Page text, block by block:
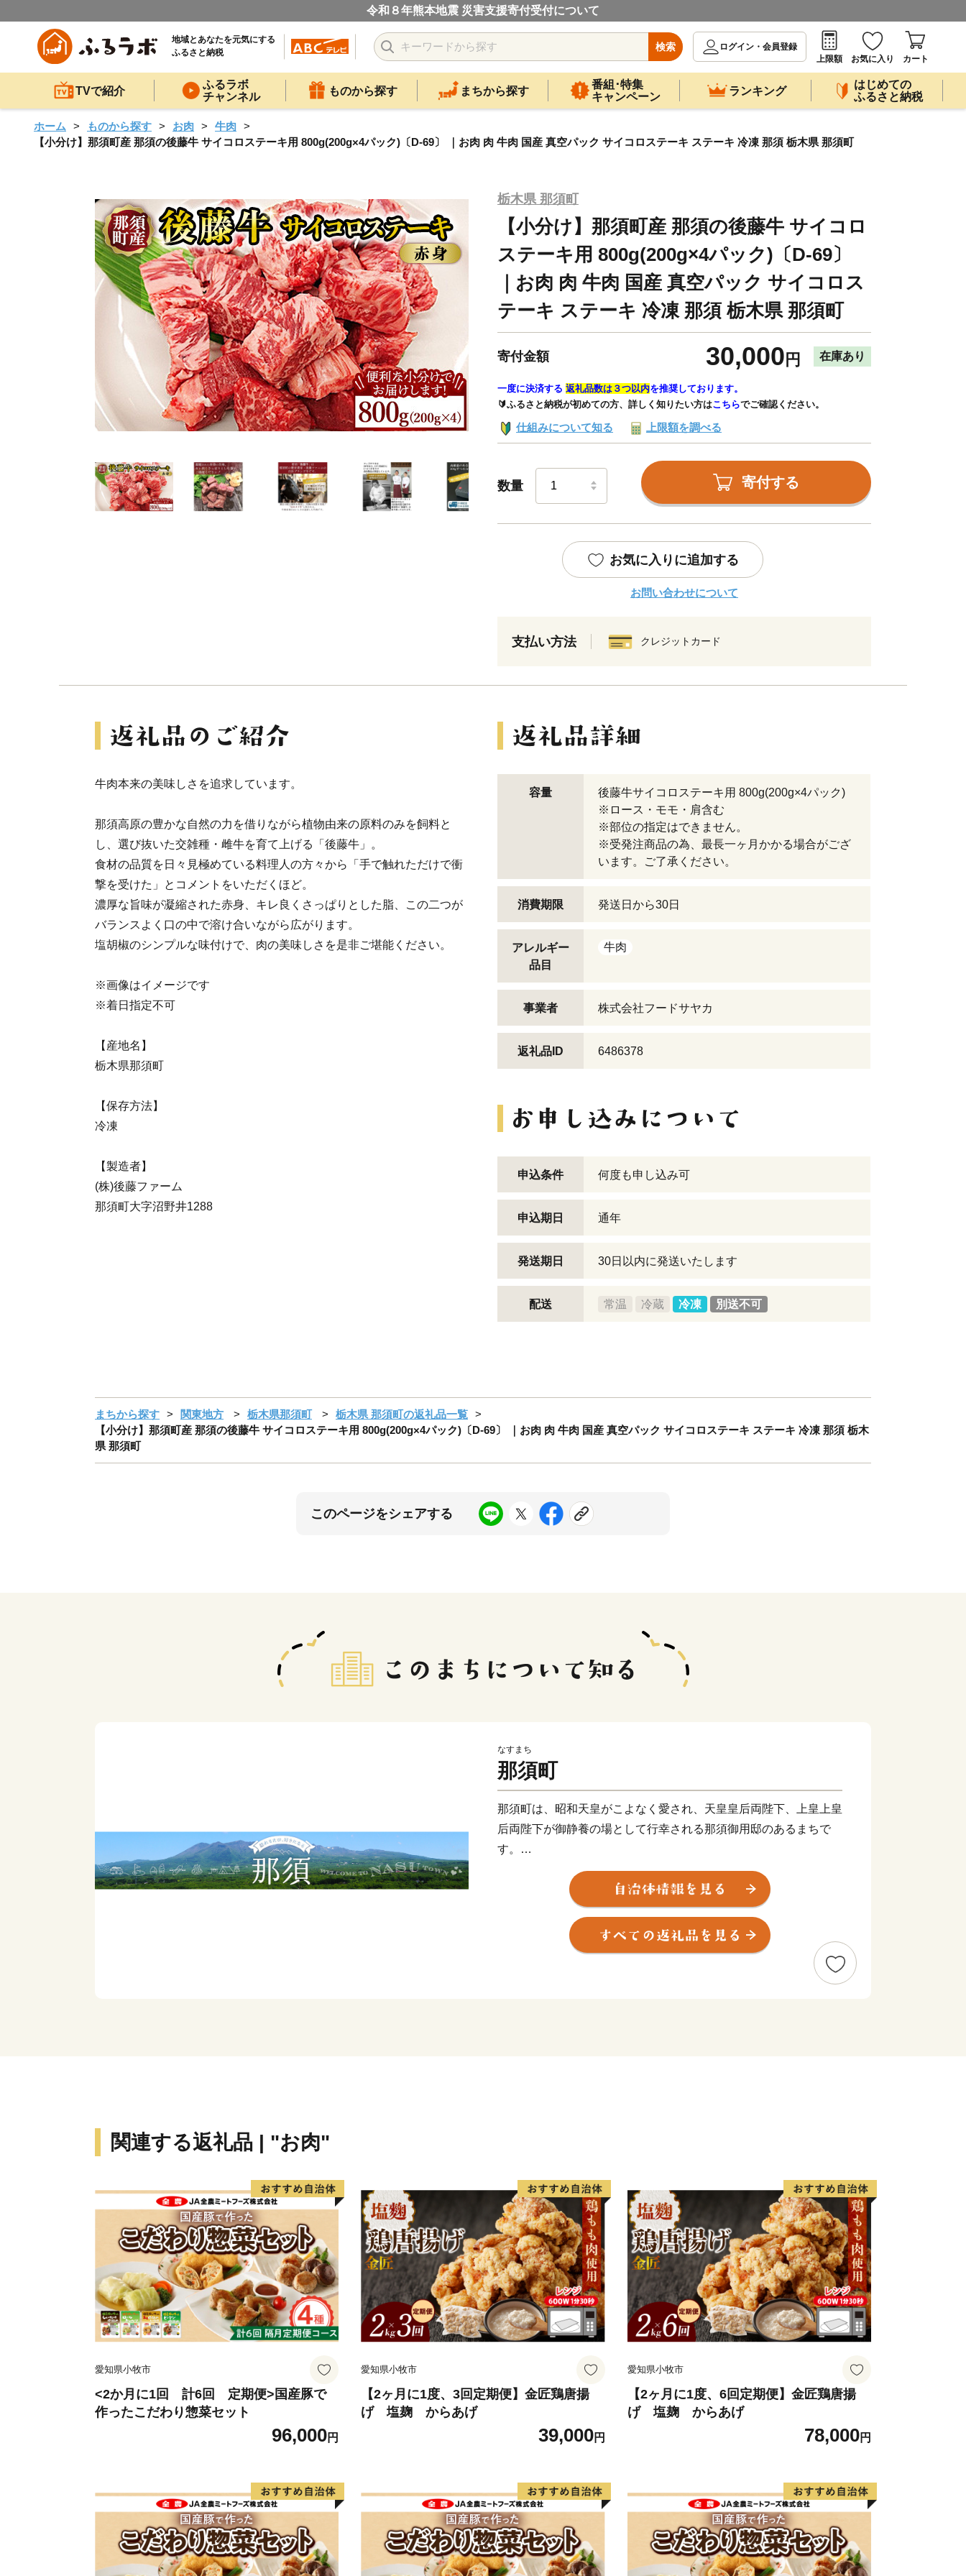
令和８年熊本地震 災害支援寄付受付について
地域とあなたを元気にする
ふるさと納税
検索
ログイン・会員登録
上限額
お気に入り カート
TVで紹介
ふるラボ
チャンネル
ものから探す まちから探す
番組･特集
キャンペーン
ランキング
はじめての
ふるさと納税
ホーム ものから探す お肉
牛肉
【小分け】那須町産 那須の後藤牛 サイコロステーキ用 800g(200g×4パック)〔D-69〕 ｜お肉 肉 牛肉 国産 真空パック サイコロステーキ ステーキ 冷凍 那須 栃木県 那須町
栃木県 那須町
【小分け】那須町産 那須の後藤牛 サイコロ
ステーキ用 800g(200g×4パック)〔D-69〕
｜お肉 肉 牛肉 国産 真空パック サイコロス
テーキ ステーキ 冷凍 那須 栃木県 那須町
寄付金額 30,000 円 在庫あり
一度に決済する 返礼品数は３つ以内を推奨しております。
🔰ふるさと納税が初めての方、詳しく知りたい方はこちらでご確認ください。
仕組みについて知る 上限額を調べる
数量 寄付する
お気に入りに追加する
お問い合わせについて
支払い方法 クレジットカード
牛肉本来の美味しさを追求しています。
那須高原の豊かな自然の力を借りながら植物由来の原料のみを飼料と
し、選び抜いた交雑種・雌牛を育て上げる「後藤牛」。
食材の品質を日々見極めている料理人の方々から「手で触れただけで衝
撃を受けた」とコメントをいただくほど。
濃厚な旨味が凝縮された赤身、キレ良くさっぱりとした脂、この二つが
バランスよく口の中で溶け合いながら広がります。
塩胡椒のシンプルな味付けで、肉の美味しさを是非ご堪能ください。
※画像はイメージです
※着日指定不可
【産地名】
栃木県那須町
【保存方法】
冷凍
【製造者】
(株)後藤ファーム
那須町大字沼野井1288
容量
後藤牛サイコロステーキ用 800g(200g×4パック)
※ロース・モモ・肩含む
※部位の指定はできません。
※受発注商品の為、最長一ヶ月かかる場合がござ
います。ご了承ください。
消費期限 発送日から30日
アレルギー
品目
牛肉
事業者 株式会社フードサヤカ
返礼品ID 6486378
申込条件 何度も申し込み可
申込期日 通年
発送期日 30日以内に発送いたします
配送 常温 冷蔵 冷凍 別送不可
まちから探す 関東地方 栃木県那須町
栃木県 那須町の返礼品一覧
【小分け】那須町産 那須の後藤牛 サイコロステーキ用 800g(200g×4パック)〔D-69〕 ｜お肉 肉 牛肉 国産 真空パック サイコロステーキ ステーキ 冷凍 那須 栃木
県 那須町
このページをシェアする
なすまち
那須町
那須町は、昭和天皇がこよなく愛され、天皇皇后両陛下、上皇上皇
后両陛下が御静養の場として行幸される那須御用邸のあるまちで
す。
ロイヤルリゾート那須として広く知られており、壮麗な那須連山の
麓に、歴史ある那須温泉郷をはじめ、豊かな自然と調和したレジャ
ー施設やリゾートホテル、別荘地など充実した観光資源とともに、
お客様を迎えております。
ふるさと納税のお礼品としましては、ロイヤルリゾート那須を存分
に感じていただけるよう、宿泊施設の利用券をはじめ、レジャー施
関連する返礼品 | "お肉"
愛知県小牧市
<2か月に1回 計6回 定期便>国産豚で
作ったこだわり惣菜セット
96,000円
愛知県小牧市
【2ヶ月に1度、3回定期便】金匠鶏唐揚
げ 塩麹 からあげ
39,000円
愛知県小牧市
【2ヶ月に1度、6回定期便】金匠鶏唐揚
げ 塩麹 からあげ
78,000円